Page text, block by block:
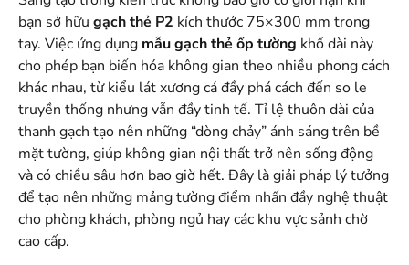
bạn sở hữu gạch thẻ P2 kích thước 75×300 mm trong
tay. Việc ứng dụng mẫu gạch thẻ ốp tường khổ dài này
cho phép bạn biến hóa không gian theo nhiều phong cách
khác nhau, từ kiểu lát xương cá đầy phá cách đến so le
truyền thống nhưng vẫn đầy tinh tế. Tỉ lệ thuôn dài của
thanh gạch tạo nên những “dòng chảy” ánh sáng trên bề
mặt tường, giúp không gian nội thất trở nên sống động
và có chiều sâu hơn bao giờ hết. Đây là giải pháp lý tưởng
để tạo nên những mảng tường điểm nhấn đầy nghệ thuật
cho phòng khách, phòng ngủ hay các khu vực sảnh chờ
cao cấp.